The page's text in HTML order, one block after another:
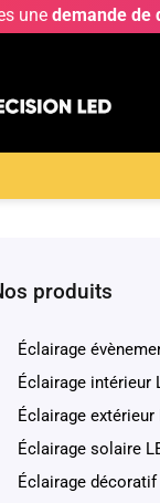
une demande de
produits
Éclairage
Éclairage intérieur
Éclairage extérieur
Éclairage solaire
Éclairage décoratif